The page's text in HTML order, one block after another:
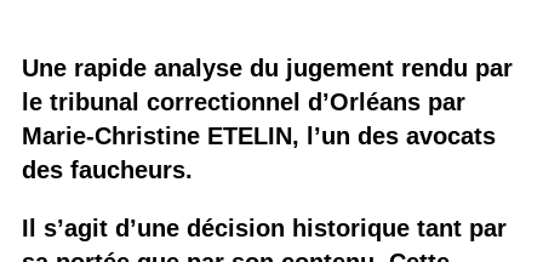
Une rapide analyse du jugement rendu par
le tribunal correctionnel d’Orléans par
Marie-Christine ETELIN, l’un des avocats
des faucheurs.
Il s’agit d’une décision historique tant par